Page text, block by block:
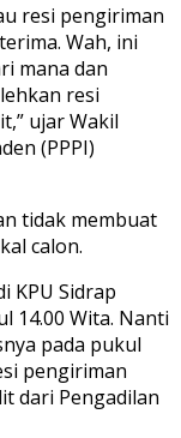
resi pengiriman
Wah, ini
mana dan
resi
ujar Wakil
(PPPI)
tidak membuat
calon.
KPU Sidrap
14.00 Wita. Nanti
pada pukul
pengiriman
dari Pengadilan